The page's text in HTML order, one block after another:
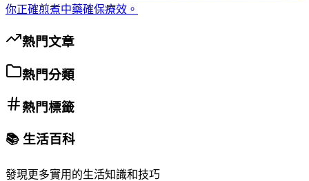
你正確煎煮中藥確保療效。
熱門文章
熱門分類
熱門標籤
📚 生活百科
發現更多實用的生活知識和技巧